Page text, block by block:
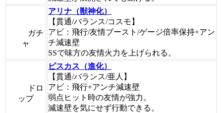
ガチ
ャ
アリナ（獣神化）
【貫通/バランス/コスモ】
アビ：飛行/友情ブースト/ゲージ倍率保持+アン
チ減速壁
SSで味方の友情火力を上げられる。
ドロ
ップ
ピスカス（進化）
【貫通/バランス/亜人】
アビ：飛行+アンチ減速壁
弱点ヒット時の友情が強力。
減速壁を気にせず行動できる。